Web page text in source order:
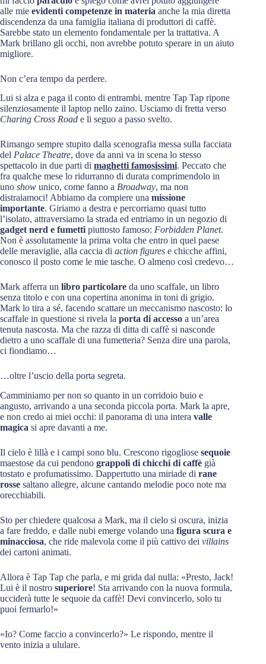
alle mie evidenti competenze in materia anche la mia diretta
discendenza da una famiglia italiana di produttori di caffè.
Sarebbe stato un elemento fondamentale per la trattativa. A
Mark brillano gli occhi, non avrebbe potuto sperare in un aiuto
migliore.
Non c’era tempo da perdere.
Lui si alza e paga il conto di entrambi, mentre Tap Tap ripone
silenziosamente il laptop nello zaino. Usciamo di fretta verso
Charing Cross Road e li seguo a passo svelto.
Rimango sempre stupito dalla scenografia messa sulla facciata
del Palace Theatre, dove da anni va in scena lo stesso
spettacolo in due parti di maghetti famosissimi. Peccato che
fra qualche mese lo ridurranno di durata comprimendolo in
uno show unico, come fanno a Broadway, ma non
distraiamoci! Abbiamo da compiere una missione
importante. Giriamo a destra e percorriamo quasi tutto
l’isolato, attraversiamo la strada ed entriamo in un negozio di
gadget nerd e fumettipiuttosto famoso: Forbidden Planet.
Non è assolutamente la prima volta che entro in quel paese
delle meraviglie, alla caccia di action figures e chicche affini,
conosco il posto come le mie tasche. O almeno così credevo…
Mark afferra un libro particolare da uno scaffale, un libro
senza titolo e con una copertina anonima in toni di grigio.
Mark lo tira a sé, facendo scattare un meccanismo nascosto: lo
scaffale in questione si rivela la porta di accesso a un’area
tenuta nascosta. Ma che razza di ditta di caffè si nasconde
dietro a uno scaffale di una fumetteria? Senza dire una parola,
ci fiondiamo…
…oltre l’uscio della porta segreta.
Camminiamo per non so quanto in un corridoio buio e
angusto, arrivando a una seconda piccola porta. Mark la apre,
e non credo ai miei occhi: il panorama di una intera valle
magica si apre davanti a me.
Il cielo è lillà e i campi sono blu. Crescono rigogliose sequoie
maestose da cui pendono grappoli di chicchi di caffè già
tostato e profumatissimo. Dappertutto una miriade di rane
rosse saltano allegre, alcune cantando melodie poco note ma
orecchiabili.
Sto per chiedere qualcosa a Mark, ma il cielo si oscura, inizia
a fare freddo, e dalle nubi emerge volando una figura scura e
minacciosa, che ride malevola come il più cattivo dei villains
dei cartoni animati.
Allora è Tap Tap che parla, e mi grida dal nulla: «Presto, Jack!
Lui è il nostro superiore! Sta arrivando con la nuova formula,
ucciderà tutte le sequoie da caffè! Devi convincerlo, solo tu
puoi fermarlo!»
«Io? Come faccio a convincerlo?» Le rispondo, mentre il
vento inizia a ululare.